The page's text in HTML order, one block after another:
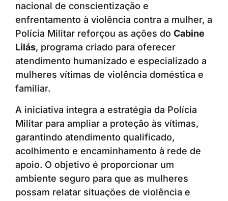
nacional de conscientização e
enfrentamento à violência contra a mulher, a
Polícia Militar reforçou as ações do Cabine
Lilás, programa criado para oferecer
atendimento humanizado e especializado a
mulheres vítimas de violência doméstica e
familiar.
A iniciativa integra a estratégia da Polícia
Militar para ampliar a proteção às vítimas,
garantindo atendimento qualificado,
acolhimento e encaminhamento à rede de
apoio. O objetivo é proporcionar um
ambiente seguro para que as mulheres
possam relatar situações de violência e